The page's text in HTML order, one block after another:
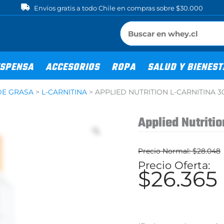
Envíos gratis a todo Chile en compras sobre $30.000
ACCESORIOS ROPA SALUD Y
GRASA > L-CARNITINA > APPLIED NUTRITION L-CARNITINA
Applied
$28.048
El
precio
$26.365El